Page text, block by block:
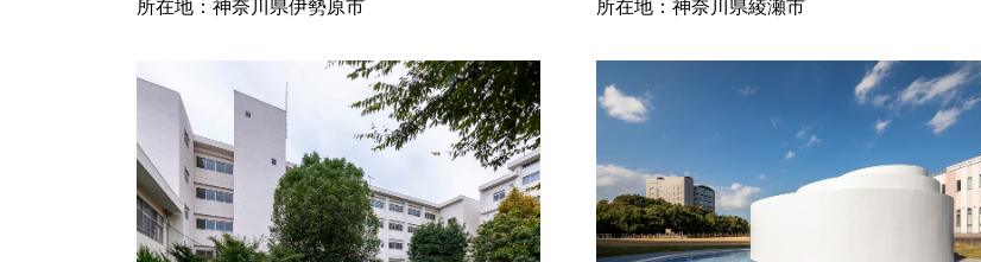
所在地：神奈川県伊勢原市
所在地：神奈川県綾瀬市